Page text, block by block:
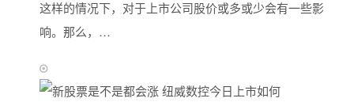
这样的情况下，对于上市公司股价或多或少会有一些影
响。那么，…